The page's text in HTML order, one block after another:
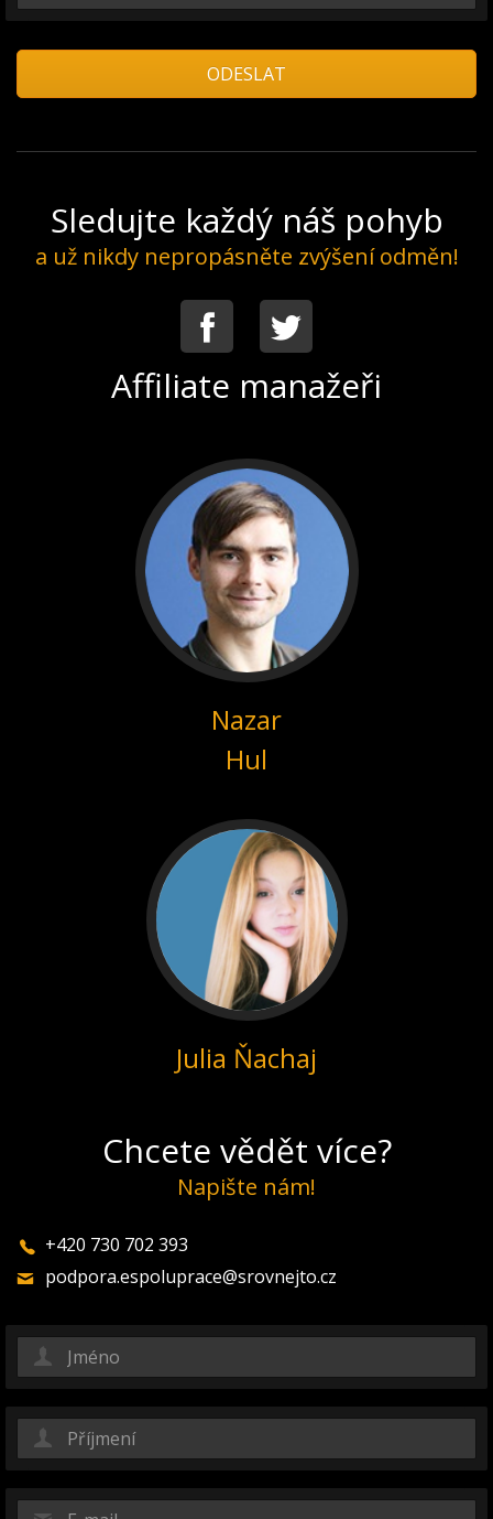
Sledujte každý náš pohyb
a už nikdy nepropásněte zvýšení odměn!
Facebook
Affiliate manažeři
Nazar
Hul
Julia Ňachaj
Chcete vědět více?
Napište nám!
+420 730 702 393
podpora.espoluprace@srovnejto.cz